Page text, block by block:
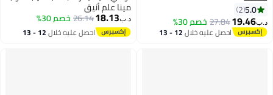
5.0
2
د.ب‏19.46
27.84خصم 30%
احصل عليه خلال 12 - 13
2
مينا علم أنيق
د.ب‏18.13
26.14خصم 30%
احصل عليه خلال 12 - 13